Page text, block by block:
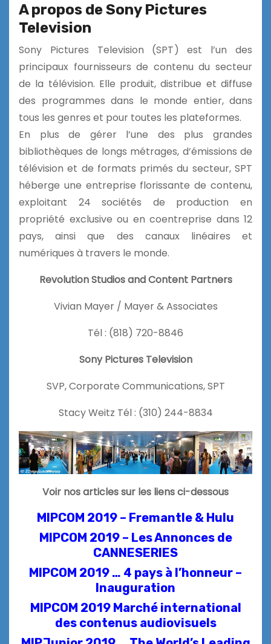
A propos de Sony Pictures
Television
Sony Pictures Television (SPT) est l’un des
principaux fournisseurs de contenu du secteur
de la télévision. Elle produit, distribue et diffuse
des programmes dans le monde entier, dans
tous les genres et pour toutes les plateformes.
En plus de gérer l’une des plus grandes
bibliothèques de longs métrages, d’émissions de
télévision et de formats primés du secteur, SPT
héberge une entreprise florissante de contenu,
exploitant 24 sociétés de production en
propriété exclusive ou en coentreprise dans 12
pays, ainsi que des canaux linéaires et
numériques à travers le monde.
Revolution Studios and Content Partners
Vivian Mayer / Mayer & Associates
Tél : (818) 720-8846
Sony Pictures Television
SVP, Corporate Communications, SPT
Stacy Weitz Tél : (310) 244-8834
Voir nos articles sur les liens ci-dessous
MIPCOM 2019 – Fremantle & Hulu
MIPCOM 2019 – Les Annonces de
CANNESERIES
MIPCOM 2019 … 4 pays à l’honneur –
Inauguration
MIPCOM 2019 Marché international
des contenus audiovisuels